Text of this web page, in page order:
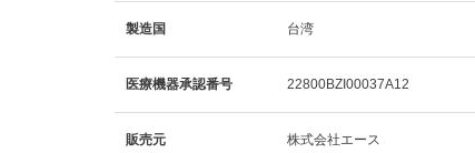
製造国 台湾
医療機器承認番号 22800BZI00037A12
販売元 株式会社エース